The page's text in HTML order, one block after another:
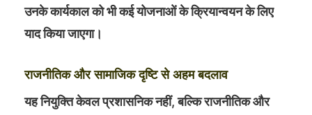
उनके कार्यकाल को भी कई योजनाओं के क्रियान्वयन के लिए
याद किया जाएगा।
राजनीतिक और सामाजिक दृष्टि से अहम बदलाव
यह नियुक्ति केवल प्रशासनिक नहीं, बल्कि राजनीतिक और